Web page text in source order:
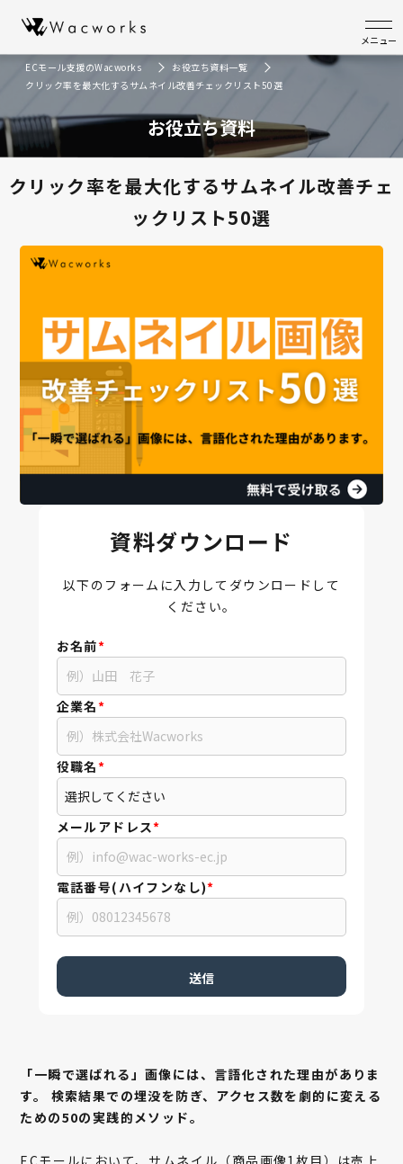
メニュー
お役立ち資料
ECモール支援のWacworks
お役立ち資料一覧
クリック率を最大化するサムネイル改善チェックリスト50選
クリック率を最大化するサムネイル改善チェ
ックリスト50選
資料ダウンロード
以下のフォームに入力してダウンロードして
ください。
お名前*
企業名*
役職名*
メールアドレス*
電話番号(ハイフンなし)*
「一瞬で選ばれる」画像には、言語化された理由がありま
す。
検索結果での埋没を防ぎ、アクセス数を劇的に変える
ための50の実践的メソッド。